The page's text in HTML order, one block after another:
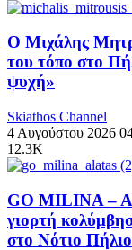
Ο Μιχάλης
του τόπο στο
ψυχή»
Skiathos Channel
4 Αυγούστου 2026
12.3K
GO MILINA –
γιορτή
στο Νότιο Πήλιο